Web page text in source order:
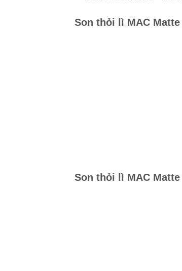
Son thỏi lì MAC
Son thỏi lì MAC